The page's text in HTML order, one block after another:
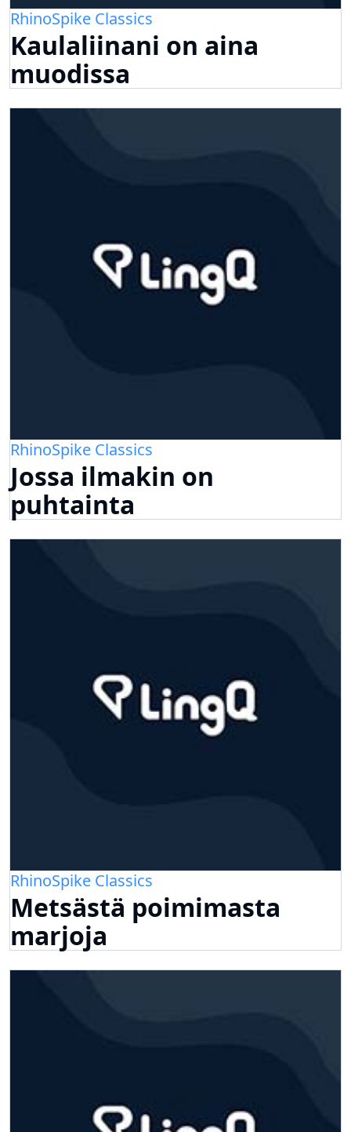
RhinoSpike Classics
Kaulaliinani on aina
muodissa
RhinoSpike Classics
Jossa ilmakin on
puhtainta
RhinoSpike Classics
Metsästä poimimasta
marjoja